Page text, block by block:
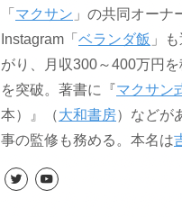
「 マクサン 」の共同オーナ
Instagram「 ベランダ飯 」
がり、月収300～400万円
を突破。著書に『マクサン
本）』（大和書房）などが
事の監修も務める。本名は